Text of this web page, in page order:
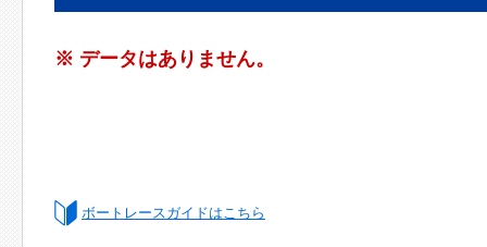
※ データはありません。
ボートレースガイドはこちら